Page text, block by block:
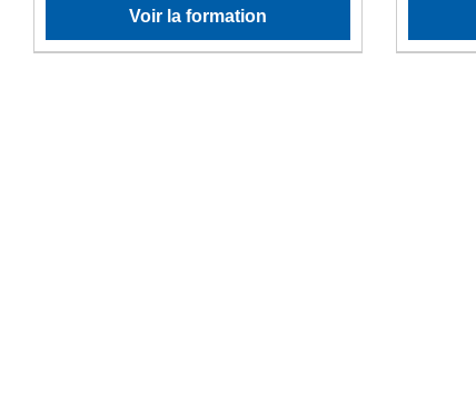
Voir la formation